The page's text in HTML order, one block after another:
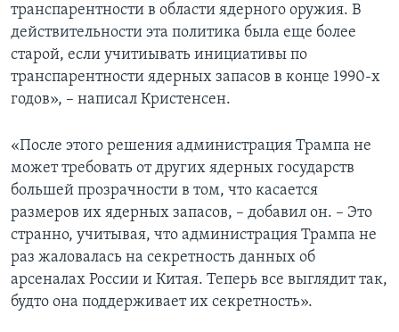
транспарентности в области ядерного оружия. В
действительности эта политика была еще более
старой, если учитиывать инициативы по
транспарентности ядерных запасов в конце 1990-х
годов», – написал Кристенсен.
«После этого решения администрация Трампа не
может требовать от других ядерных государств
большей прозрачности в том, что касается
размеров их ядерных запасов, – добавил он. – Это
странно, учитывая, что администрация Трампа не
раз жаловалась на секретность данных об
арсеналах России и Китая. Теперь все выглядит так,
будто она поддерживает их секретность».